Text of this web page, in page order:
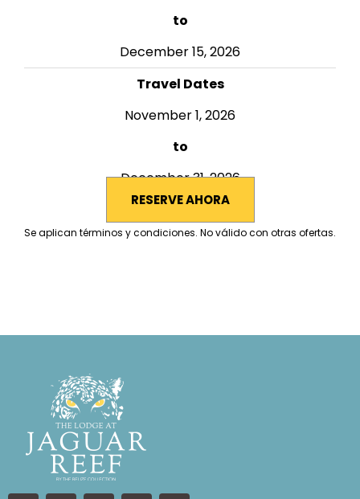
to
December 15, 2026
Travel Dates
November 1, 2026
to
December 31, 2026
RESERVE AHORA
Se aplican términos y condiciones. No válido con otras ofertas.